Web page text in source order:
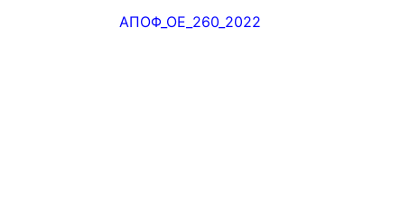
ΑΠΟΦ_ΟΕ_260_2022